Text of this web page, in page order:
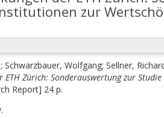
zur
; Schwarzbauer, Wolfgang; Sellner,
ETH Zürich: Sonderauswertung zur
Report] 24 p.